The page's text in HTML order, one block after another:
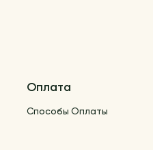
Оплата
Способы Оплаты